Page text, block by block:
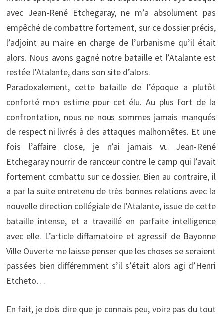
avec Jean-René Etchegaray, ne m’a absolument pas
empêché de combattre fortement, sur ce dossier précis,
l’adjoint au maire en charge de l’urbanisme qu’il était
alors. Nous avons gagné notre bataille et l’Atalante est
restée l’Atalante, dans son site d’alors.
Paradoxalement, cette bataille de l’époque a plutôt
conforté mon estime pour cet élu. Au plus fort de la
confrontation, nous ne nous sommes jamais manqués
de respect ni livrés à des attaques malhonnêtes. Et une
fois l’affaire close, je n’ai jamais vu Jean-René
Etchegaray nourrir de rancœur contre le camp qui l’avait
fortement combattu sur ce dossier. Bien au contraire, il
a par la suite entretenu de très bonnes relations avec la
nouvelle direction collégiale de l’Atalante, issue de cette
bataille intense, et a travaillé en parfaite intelligence
avec elle. L’article diffamatoire et agressif de Bayonne
Ville Ouverte me laisse penser que les choses se seraient
passées bien différemment s’il s’était alors agi d’Henri
Etcheto…
En fait, je dois dire que je connais peu, voire pas du tout